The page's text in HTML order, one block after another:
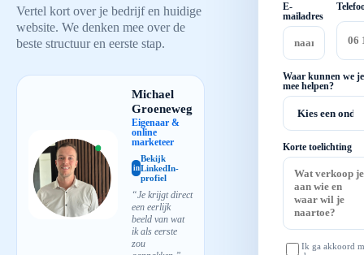
Vertel kort over je bedrijf en huidige
website. We denken mee over de
beste structuur en eerste stap.
Michael
Groeneweg
Eigenaar &
online
marketeer
in
Bekijk
LinkedIn-
profiel
“Je krijgt direct
een eerlijk
beeld van wat
ik als eerste
zou
E-
mailadres
Waar kunnen we je
mee helpen?
Korte toelichting
Ik ga akkoord